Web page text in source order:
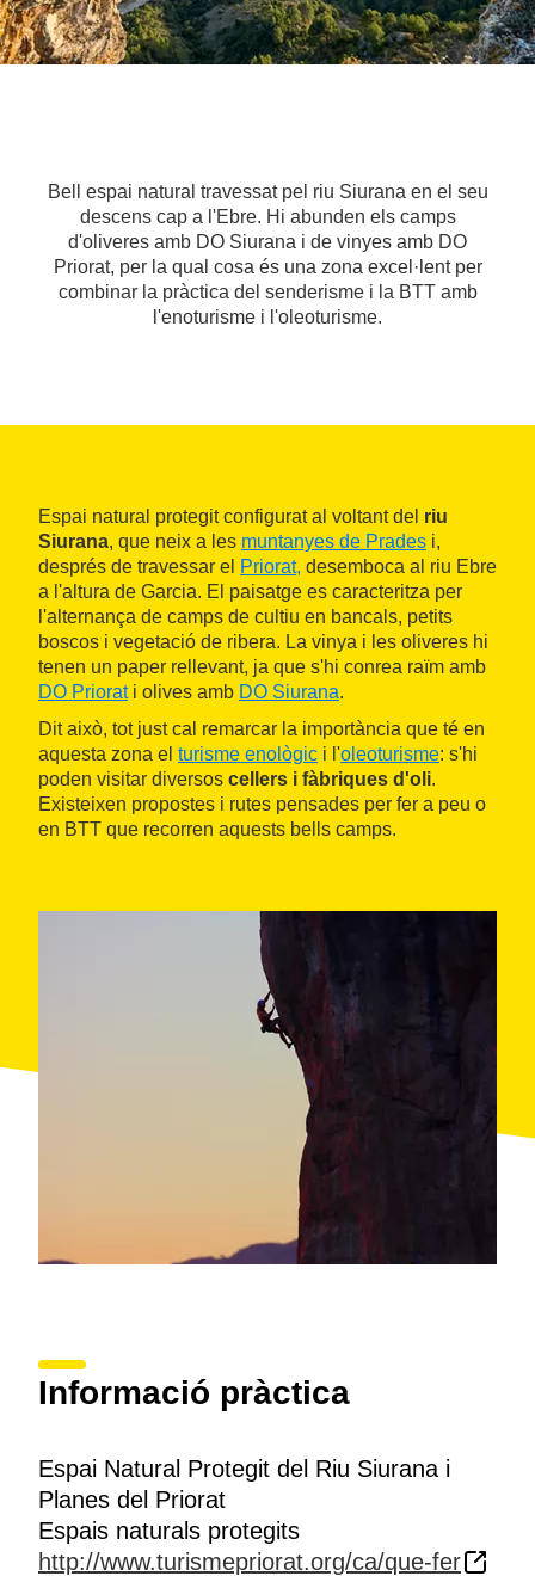
Bell espai natural travessat pel riu Siurana en el seu
descens cap a l'Ebre. Hi abunden els camps
d'oliveres amb DO Siurana i de vinyes amb DO
Priorat, per la qual cosa és una zona excel·lent per
combinar la pràctica del senderisme i la BTT amb
l'enoturisme i l'oleoturisme.
Espai natural protegit configurat al voltant del riu
Siurana, que neix a les muntanyes de Prades i,
després de travessar el Priorat, desemboca al riu Ebre
a l'altura de Garcia. El paisatge es caracteritza per
l'alternança de camps de cultiu en bancals, petits
boscos i vegetació de ribera. La vinya i les oliveres hi
tenen un paper rellevant, ja que s'hi conrea raïm amb
DO Priorati olives amb DO Siurana.
Dit això, tot just cal remarcar la importància que té en
aquesta zona el turisme enològic i l'oleoturisme: s'hi
poden visitar diversos cellers i fàbriques d'oli.
Existeixen propostes i rutes pensades per fer a peu o
en BTT que recorren aquests bells camps.
Informació pràctica
Espai Natural Protegit del Riu Siurana i
Planes del Priorat
Espais naturals protegits
http://www.turismepriorat.org/ca/que-fer